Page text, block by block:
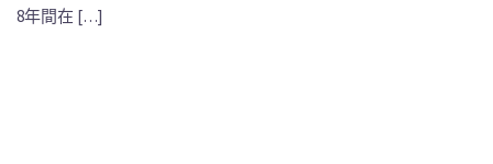
8年間在 […]